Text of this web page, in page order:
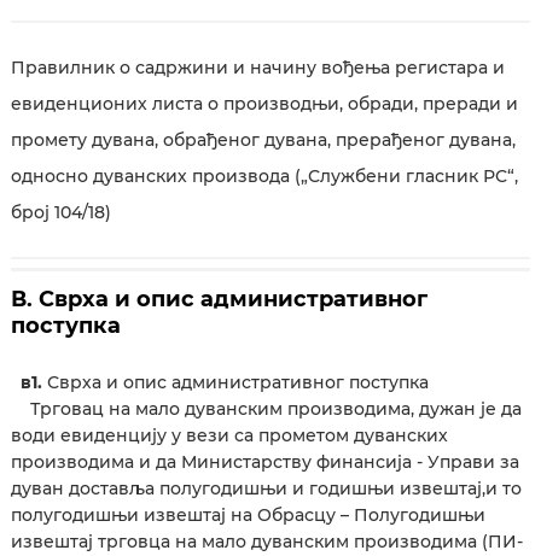
Правилник о садржини и начину вођења регистара и
евиденционих листа о производњи, обради, преради и
промету дувана, обрађеног дувана, прерађеног дувана,
односно дуванских производа („Службени гласник РС“,
број 104/18)
В. Сврха и опис административног
поступка
в1. Сврха и опис административног поступка
Трговац на мало дуванским производима, дужан је да
води евиденцију у вези са прометом дуванских
производима и да Министарству финансија - Управи за
дуван доставља полугодишњи и годишњи извештај,и то
полугодишњи извештај на Обрасцу – Полугодишњи
извештај трговца на мало дуванским производима (ПИ-